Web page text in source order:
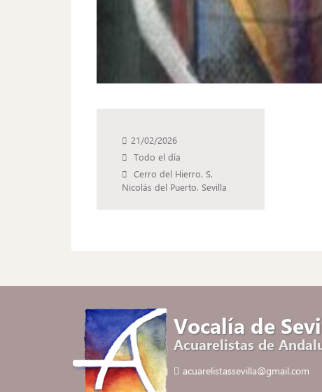
21/02/2026
Todo el día
Cerro del Hierro. S.
Nicolás del Puerto. Sevilla
Vocalía de
Acuarelistas de
acuarelistassevilla@gmail.com